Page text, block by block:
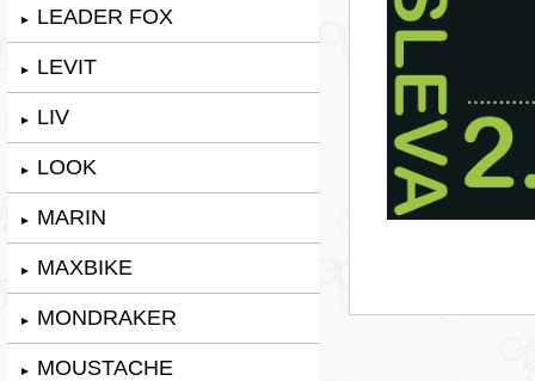
► LEADER FOX
► LEVIT
► LIV
► LOOK
► MARIN
► MAXBIKE
► MONDRAKER
► MOUSTACHE